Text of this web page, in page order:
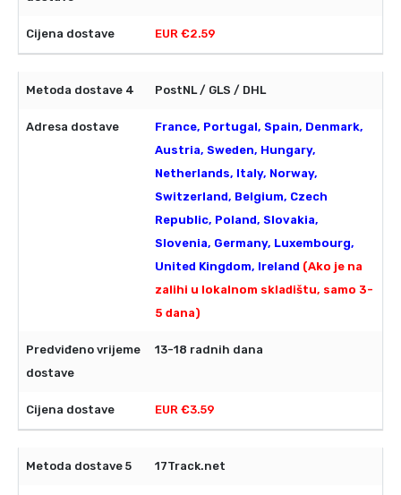
EUR €2.59
PostNL / GLS / DHL
France, Portugal, Spain, Denmark,
Austria, Sweden, Hungary,
Netherlands, Italy, Norway,
Switzerland, Belgium, Czech
Republic, Poland, Slovakia,
Slovenia, Germany, Luxembourg,
United Kingdom, Ireland (Ako je na
zalihi u lokalnom skladištu, samo 3-
5 dana)
13-18 radnih dana
EUR €3.59
17Track.net